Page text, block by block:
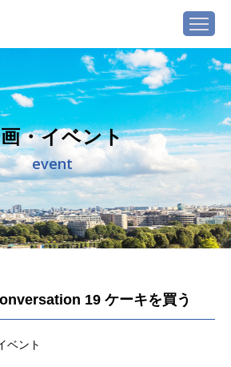
・イベント
event
19 ケーキを買う
ベント